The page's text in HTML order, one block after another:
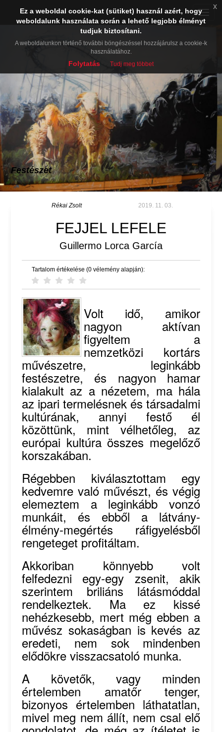
Toggle
Festészet
Rékai Zsolt 2019. 11. 03.
FEJJEL LEFELE
Guillermo Lorca García
Tartalom értékelése (0 vélemény alapján):
Volt idő, amikor
nagyon aktívan
figyeltem a
nemzetközi kortárs
művészetre, leginkább
festészetre, és nagyon hamar
kialakult az a nézetem, ma hála
az ipari termelésnek és társadalmi
kultúrának, annyi festő él
közöttünk, mint vélhetőleg, az
európai kultúra összes megelőző
korszakában.
Régebben kiválasztottam egy
kedvemre való művészt, és végig
elemeztem a leginkább vonzó
munkáit, és ebből a látvány-
élmény-megértés ráfigyelésből
rengeteget profitáltam.
Akkoriban könnyebb volt
felfedezni egy-egy zsenit, akik
szerintem briliáns látásmóddal
rendelkeztek. Ma ez kissé
nehézkesebb, mert még ebben a
művész sokaságban is kevés az
eredeti, nem sok mindenben
elődökre visszacsatoló munka.
A követők, vagy minden
értelemben amatőr tenger,
bizonyos értelemben láthatatlan,
mivel meg nem állít, nem csal elő
Ez a weboldal cookie-kat (sütiket) használ azért, hogy
weboldalunk használata során a lehető legjobb élményt
tudjuk biztosítani.
A weboldalunkon történő további böngészéssel hozzájárulsz a cookie-k
használatához.
Folytatás Tudj meg többet
x